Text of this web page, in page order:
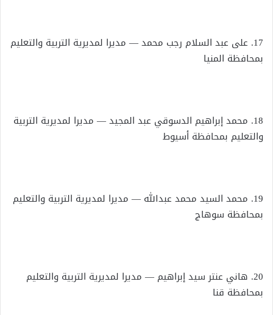
17. على عبد السلام رجب محمد — مديرا لمديرية التربية والتعليم
بمحافظة المنيا
18. محمد إبراهيم الدسوقي عبد المجيد — مديرا لمديرية التربية
والتعليم بمحافظة أسيوط
19. محمد السيد محمد عبدالله — مديرا لمديرية التربية والتعليم
بمحافظة سوهاج
20. هاني عنتر سيد إبراهيم — مديرا لمديرية التربية والتعليم
بمحافظة قنا